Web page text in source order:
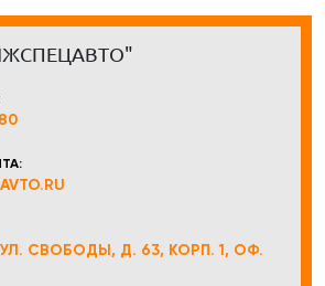
СВОБОДЫ, Д. 63, КОРП. 1, ОФ.